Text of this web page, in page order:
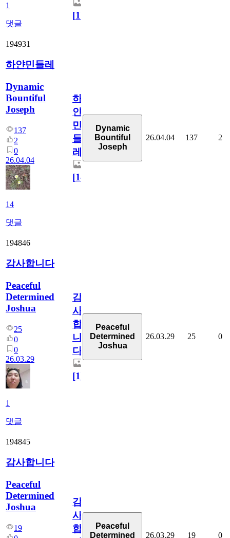
1
댓글
[1]
194931
하얀민들레
Dynamic
Bountiful
Joseph
137
2
0
26.04.04
14
댓글
하
얀
민
들
레
[14
Dynamic
Bountiful
Joseph
26.04.04 137 2
194846
감사합니다
Peaceful
Determined
Joshua
25
0
0
26.03.29
1
댓글
감
사
합
니
다
[1]
Peaceful
Determined
Joshua
26.03.29 25 0
194845
감사합니다
Peaceful
Determined
Joshua
19
감
사
합
Peaceful
Determined
26.03.29 19 0